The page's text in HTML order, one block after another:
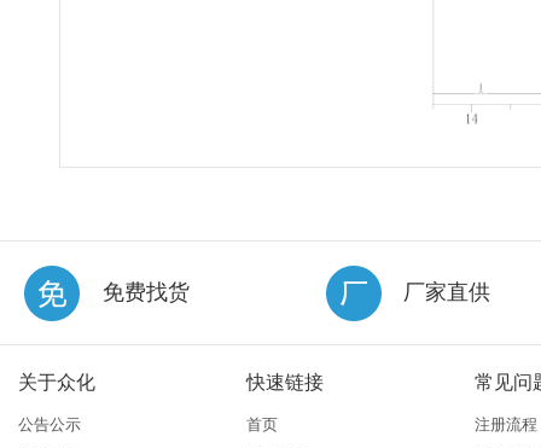
免费找货 厂家直供
关于众化
公告公示
快速链接
首页
常见问
注册流程